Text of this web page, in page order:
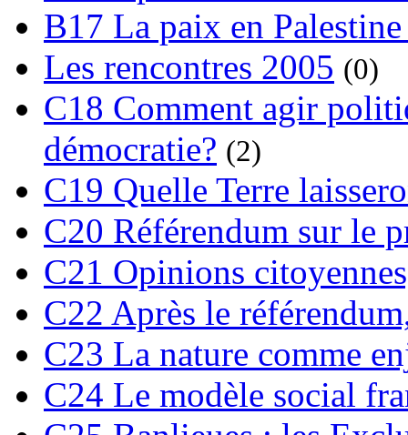
B17 La paix en
Les rencontres 2005 (0)
C18 Comment agir
démocratie? (2)
C19 Quelle Terre
C20 Référendum sur le
C21 Opinions
C22 Après le
C23 La nature comme
C24 Le modèle social